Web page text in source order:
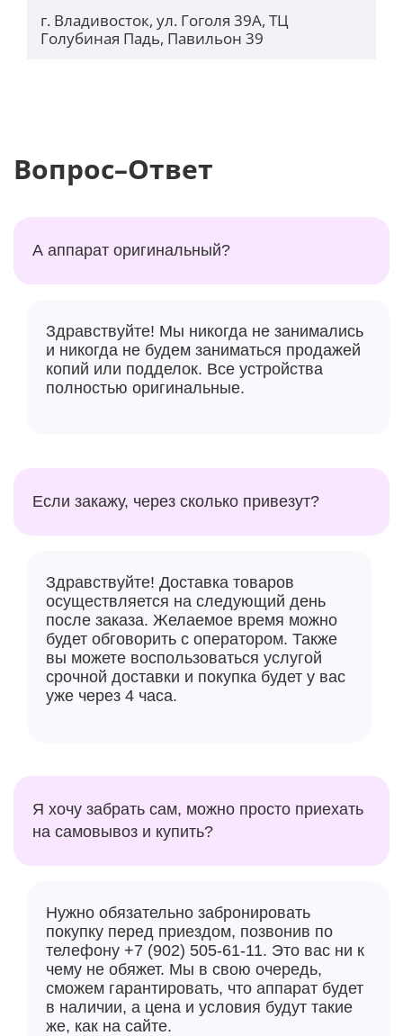
г. Владивосток, ул. Гоголя 39А, ТЦ
Голубиная Падь, Павильон 39
Вопрос–Ответ
А аппарат оригинальный?
Здравствуйте! Мы никогда не занимались
и никогда не будем заниматься продажей
копий или подделок. Все устройства
полностью оригинальные.
Если закажу, через сколько привезут?
Здравствуйте! Доставка товаров
осуществляется на следующий день
после заказа. Желаемое время можно
будет обговорить с оператором. Также
вы можете воспользоваться услугой
срочной доставки и покупка будет у вас
уже через 4 часа.
Я хочу забрать сам, можно просто приехать
на самовывоз и купить?
Нужно обязательно забронировать
покупку перед приездом, позвонив по
телефону +7 (902) 505-61-11. Это вас ни к
чему не обяжет. Мы в свою очередь,
сможем гарантировать, что аппарат будет
в наличии, а цена и условия будут такие
же, как на сайте.